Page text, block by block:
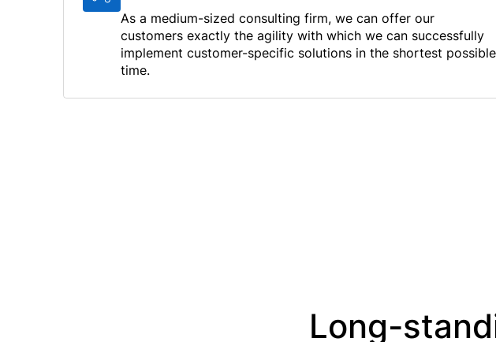
As a medium-sized consulting firm, we can offer our
customers exactly the agility with which we can successfully
implement customer-specific solutions in the shortest possible
time.
Long-